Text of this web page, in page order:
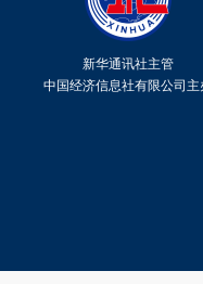
新华通讯社主管
中国经济信息社有限公司主